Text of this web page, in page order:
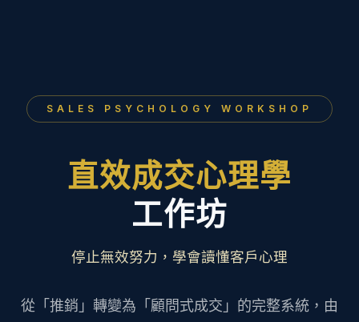
SALES PSYCHOLOGY WORKSHOP
直效成交心理學
工作坊
停止無效努力，學會讀懂客戶心理
從「推銷」轉變為「顧問式成交」的完整系統， 由